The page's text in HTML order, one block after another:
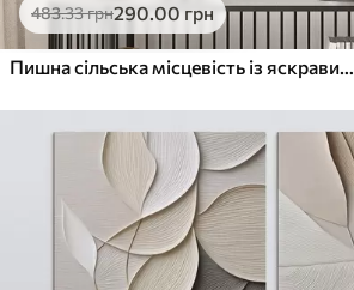
483.33грн290.00 грн
Пишна сільська місцевість із яскравим лугом диких квітів, наповненим різнокольоровими квітами під хмарним небом